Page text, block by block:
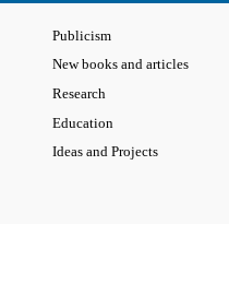
Publicism
New books and articles
Research
Education
Ideas and Projects